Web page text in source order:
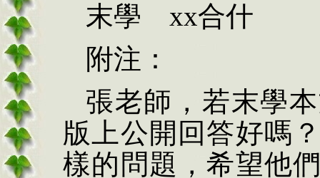
末學 xx合什
附注：
張老師，若末學
版上公開回答好嗎
樣的問題，希望他